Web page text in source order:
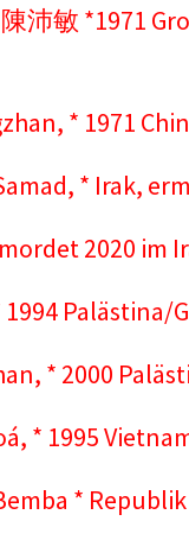
沛敏 *1971
* 1971
* Irak,
2020 im
Palästina/
* 2000
* 1995
*